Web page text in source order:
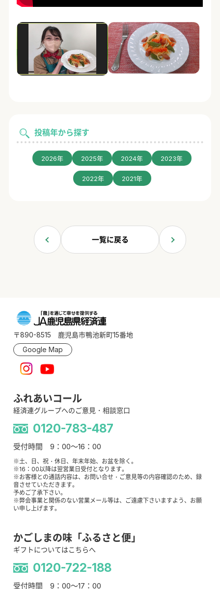
投稿年から探す
2026年 2025年 2024年 2023年
2022年 2021年
一覧に戻る
〒890-8515 鹿児島市鴨池新町15番地
Google Map
ふれあいコール
経済連グループへのご意見・相談窓口
0120-783-487
受付時間 9：00～16：00
※土、日、祝・休日、年末年始、お盆を除く。
※16：00以降は翌営業日受付となります。
※お客様との通話内容は、お問い合せ・ご意見等の内容確認のため、録
音させていただきます。
予めご了承下さい。
※弊会事業と関係のない営業メール等は、ご遠慮下さいますよう、お願
い申し上げます。
かごしまの味「ふるさと便」
ギフトについてはこちらへ
0120-722-188
受付時間 9：00～17：00